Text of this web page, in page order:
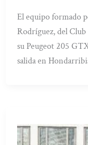
El equipo formado
Rodríguez, del Club
su Peugeot 205
salida en